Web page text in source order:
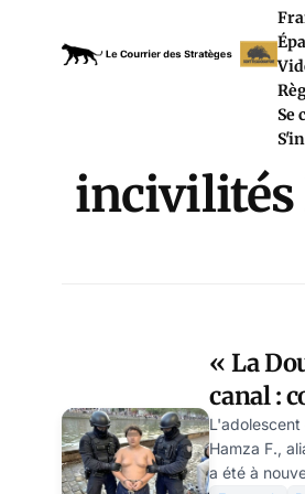
Se
incivilités
« La
canal :
un ado
tient
L'adolescent
Hamza F.,
a été à